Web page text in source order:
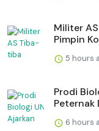
Militer
Pimpin
5 hours
Prodi
Peternak
6 hours